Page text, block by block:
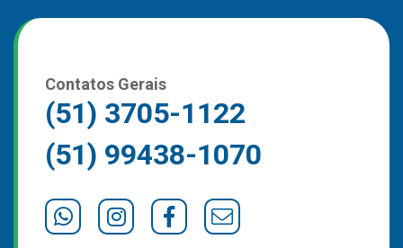
Contatos Gerais
(51) 3705-1122
(51) 99438-1070